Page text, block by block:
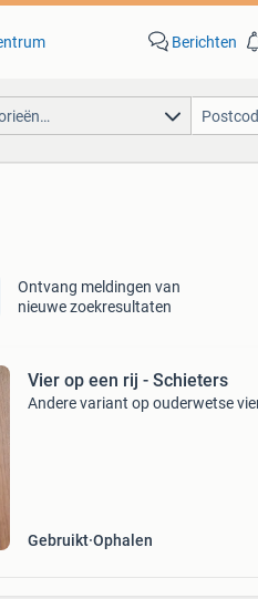
Berichten
Ontvang meldingen van
nieuwe zoekresultaten
Vier op een rij - Schieters
Andere variant op ouderwetse
Gebruikt Ophalen